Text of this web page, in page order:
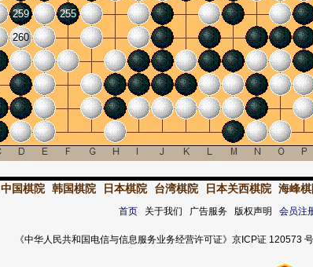
255
259
260
中国棋院 韩国棋院 日本棋院 台湾棋院 日本关西棋院 海峰
首页关于我们 广告服务 版权声明 会员注
《中华人民共和国电信与信息服务业务经营许可证》京ICP证